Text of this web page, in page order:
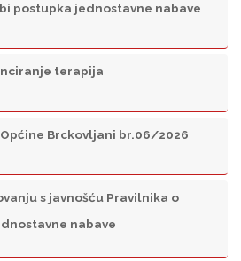
postupka jednostavne nabave
terapija
Brckovljani br.06/2026
s javnošću Pravilnika o
nabave